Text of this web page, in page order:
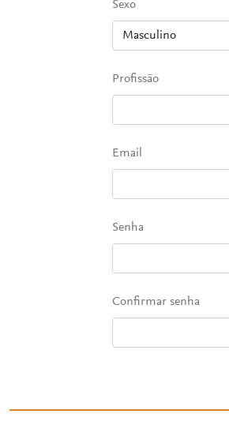
Sexo
Profissão
Email
Senha
Confirmar senha